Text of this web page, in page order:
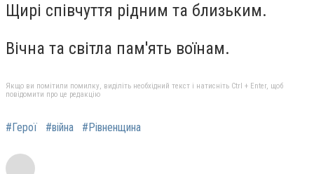
Щирі співчуття рідним та близьким.
Вічна та світла пам'ять воїнам.
Якщо ви помітили помилку, виділіть необхідний текст і натисніть Ctrl + Enter, щоб
повідомити про це редакцію
#Герої #війна #Рівненщина